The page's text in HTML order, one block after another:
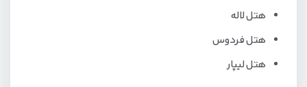
هتل لاله
هتل فردوس
هتل لیپار